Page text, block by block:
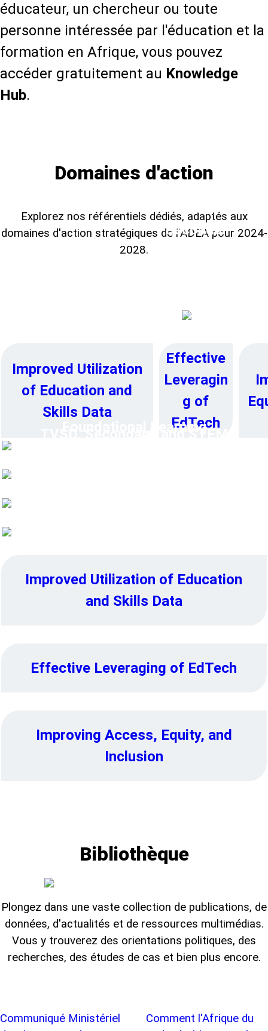
éducateur, un chercheur ou toute
personne intéressée par l'éducation et la
formation en Afrique, vous pouvez
accéder gratuitement au Knowledge
Hub.
Domaines d'action
Explorez nos référentiels dédiés, adaptés aux
domaines d'action stratégiques de l'ADEA pour 2024-
2028.
TVSD,
Secondar
Improved Utilization
of Education and
Skills Data
Effective
Leveragin
g of
EdTech
Foundational Learning
Improved Utilization of Education
and Skills Data
Effective Leveraging of EdTech
Improving Access, Equity, and
Inclusion
Bibliothèque
Plongez dans une vaste collection de publications, de
données, d'actualités et de ressources multimédias.
Vous y trouverez des orientations politiques, des
recherches, des études de cas et bien plus encore.
Communiqué Ministériel
Comment l'Afrique du